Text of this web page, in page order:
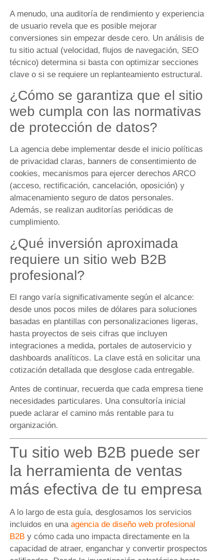
A menudo, una auditoría de rendimiento y experiencia
de usuario revela que es posible mejorar
conversiones sin empezar desde cero. Un análisis de
tu sitio actual (velocidad, flujos de navegación, SEO
técnico) determina si basta con optimizar secciones
clave o si se requiere un replanteamiento estructural.
¿Cómo se garantiza que el sitio
web cumpla con las normativas
de protección de datos?
La agencia debe implementar desde el inicio políticas
de privacidad claras, banners de consentimiento de
cookies, mecanismos para ejercer derechos ARCO
(acceso, rectificación, cancelación, oposición) y
almacenamiento seguro de datos personales.
Además, se realizan auditorías periódicas de
cumplimiento.
¿Qué inversión aproximada
requiere un sitio web B2B
profesional?
El rango varía significativamente según el alcance:
desde unos pocos miles de dólares para soluciones
basadas en plantillas con personalizaciones ligeras,
hasta proyectos de seis cifras que incluyen
integraciones a medida, portales de autoservicio y
dashboards analíticos. La clave está en solicitar una
cotización detallada que desglose cada entregable.
Antes de continuar, recuerda que cada empresa tiene
necesidades particulares. Una consultoría inicial
puede aclarar el camino más rentable para tu
organización.
Tu sitio web B2B puede ser
la herramienta de ventas
más efectiva de tu empresa
A lo largo de esta guía, desglosamos los servicios
incluidos en una agencia de diseño web profesional
B2B y cómo cada uno impacta directamente en la
capacidad de atraer, enganchar y convertir prospectos